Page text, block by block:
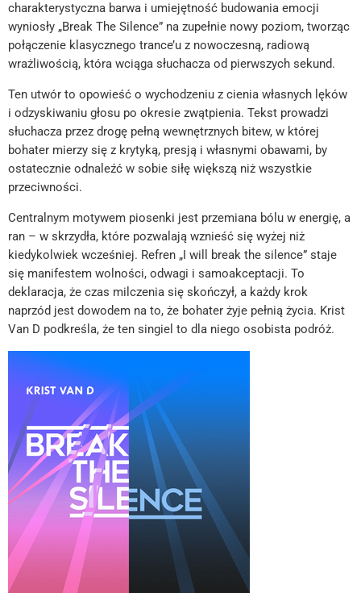
charakterystyczna barwa i umiejętność budowania emocji
wyniosły „Break The Silence” na zupełnie nowy poziom, tworząc
połączenie klasycznego trance’u z nowoczesną, radiową
wrażliwością, która wciąga słuchacza od pierwszych sekund.
Ten utwór to opowieść o wychodzeniu z cienia własnych lęków
i odzyskiwaniu głosu po okresie zwątpienia. Tekst prowadzi
słuchacza przez drogę pełną wewnętrznych bitew, w której
bohater mierzy się z krytyką, presją i własnymi obawami, by
ostatecznie odnaleźć w sobie siłę większą niż wszystkie
przeciwności.
Centralnym motywem piosenki jest przemiana bólu w energię, a
ran – w skrzydła, które pozwalają wznieść się wyżej niż
kiedykolwiek wcześniej. Refren „I will break the silence” staje
się manifestem wolności, odwagi i samoakceptacji. To
deklaracja, że czas milczenia się skończył, a każdy krok
naprzód jest dowodem na to, że bohater żyje pełnią życia. Krist
Van D podkreśla, że ten singiel to dla niego osobista podróż.